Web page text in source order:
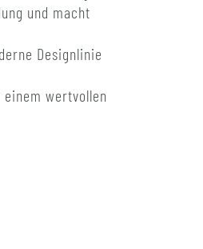
und macht
Designlinie
wertvollen